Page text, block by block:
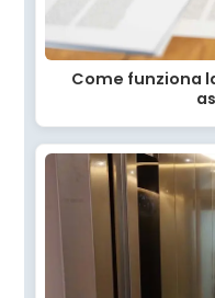
Come funziona